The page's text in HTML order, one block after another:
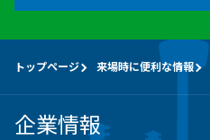
トップページ 来場時に便利な情報
企業情報